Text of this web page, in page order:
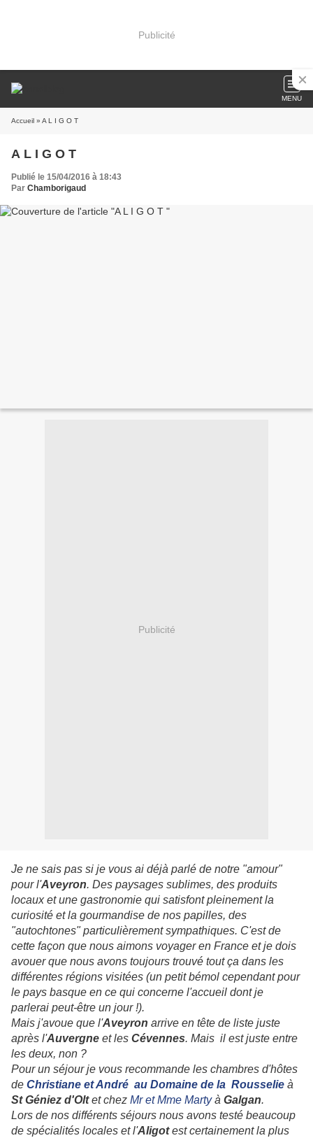
Publicité
MENU
Accueil » A L I G O T
A L I G O T
Publié le 15/04/2016 à 18:43
Par Chamborigaud
Publicité
Je ne sais pas si je vous ai déjà parlé de notre "amour"
pour l'Aveyron. Des paysages sublimes, des produits
locaux et une gastronomie qui satisfont pleinement la
curiosité et la gourmandise de nos papilles, des
"autochtones" particulièrement sympathiques. C'est de
cette façon que nous aimons voyager en France et je dois
avouer que nous avons toujours trouvé tout ça dans les
différentes régions visitées (un petit bémol cependant pour
le pays basque en ce qui concerne l'accueil dont je
parlerai peut-être un jour !).
Mais j'avoue que l'Aveyron arrive en tête de liste juste
après l'Auvergne et les Cévennes. Mais il est juste entre
les deux, non ?
Pour un séjour je vous recommande les chambres d'hôtes
de Christiane et André au Domaine de la Rousselie à
St Géniez d'Oltet chez Mr et Mme Martyà Galgan.
Lors de nos différents séjours nous avons testé beaucoup
de spécialités locales et l'Aligotest certainement la plus